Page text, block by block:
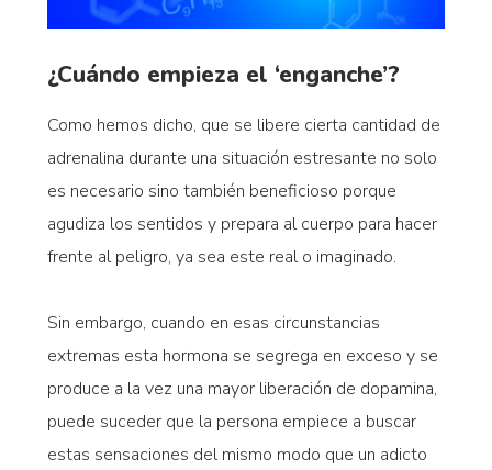
¿Cuándo empieza el ‘enganche’?
Como hemos dicho, que se libere cierta cantidad de
adrenalina durante una situación estresante no solo
es necesario sino también beneficioso porque
agudiza los sentidos y prepara al cuerpo para hacer
frente al peligro, ya sea este real o imaginado.
Sin embargo, cuando en esas circunstancias
extremas esta hormona se segrega en exceso y se
produce a la vez una mayor liberación de dopamina,
puede suceder que la persona empiece a buscar
estas sensaciones del mismo modo que un adicto